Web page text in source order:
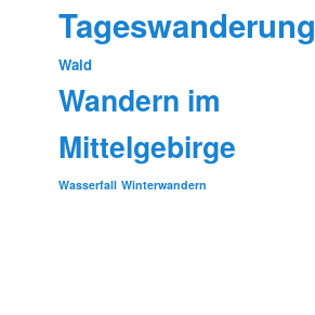
Tageswanderung
Wald
Wandern im
Mittelgebirge
Wasserfall Winterwandern